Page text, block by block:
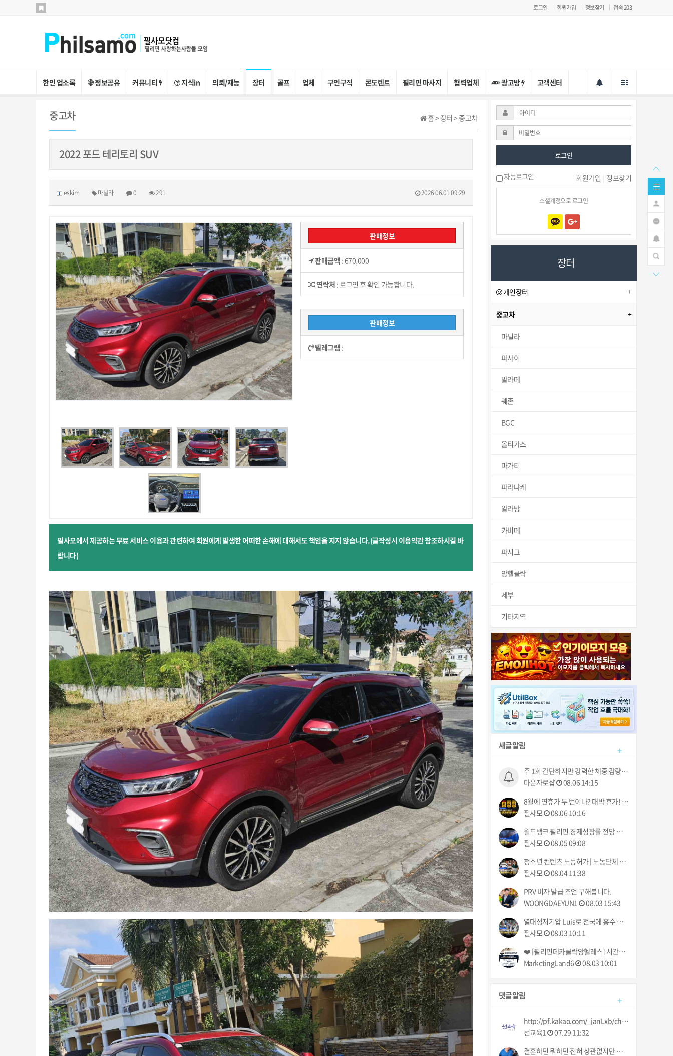
로그인 회원가입 정보찾기 접속 203
한인 업소록 정보공유 커뮤니티 지식in 의뢰/재능 장터 골프 업체 구인구직 콘도렌트 필리핀 마사지 협력업체 광고방 고객센터
홈 > 장터 > 중고차
중고차
2022 포드 테리토리 SUV
eskim 마닐라 0 291 2026.06.01 09:29
판매정보
판매금액 :670,000
연락처 : 로그인 후 확인 가능합니다.
판매정보
텔레그램 :
필사모에서 제공하는 무료 서비스 이용과 관련하여 회원에게 발생한 어떠한 손해에 대해서도 책임을 지지 않습니다.(글작성시 이용약관 참조하시길 바
랍니다)
로그인
자동로그인 회원가입 정보찾기
소셜계정으로 로그인
장터
개인장터
중고차
마닐라
파사이
말라떼
퀘존
BGC
올티가스
마가티
파라냐케
알라방
카비떼
파시그
앙헬클락
세부
기타지역
+
새글알림
주 1회 간단하지만 강력한 체중 감량, 마운자로 샵
마운자로샵
08.06 14:15
8월에 연휴가 두 번이나? 대박 휴가! | 폭풍 메이메이 북부 상륙 | 필리핀동포방송 | 필리핀한인방송 | 필리핀뉴스룸
필사모
08.06 10:16
월드뱅크 필리핀 경제성장률 전망 하향 | 운전자 노조 파업 예고 8월 10일부터 | 필리핀동포방송 | 필리핀한인방송 | 필리핀뉴스룸
필사모
08.05 09:08
청소년 컨텐츠 노동허가 | 노동단체 최저임금 85페소 인상 탄원서 제출 | 필리핀동포방송 | 필리핀한인방송 | 필리핀뉴스룸
필사모
08.04 11:38
PRV 비자 발급 조언 구해봅니다.
WOONGDAEYUN1
08.03 15:43
열대성저기압 Luis로 전국에 홍수 피해 | 최저임금 85페소 인상, 결국 시행될 것 | 필리핀동포방송 | 필리핀한인방송 | 필리핀뉴스룸
필사모
08.03 10:11
❤️ [필리핀데카클락앙헬레스] 시간제입주이사거주부분원룸건물사무실집 출장청소업체 클리닝업 아떼아줌마 청소부 비용추천! (가사도우미전문서비스) ❤️
MarketingLand6
08.03 10:01
+
댓글알림
http://pf.kakao.com/_janLxb/chat 로 문의 주세요 :)
선교육1
07.29 11:32
결혼하던 뭐하던 전혀 상관없지만 요즘 업장에서는 다들 결혼이야기만 하네 ㅠㅠ 했으면 뭐라도 주던지 ㅋㅋ